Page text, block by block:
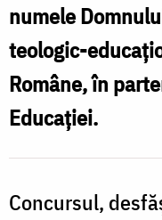
locală
a
Concursului
Național
și
numele
teologic-
Române, în
Educației.
Concursul,